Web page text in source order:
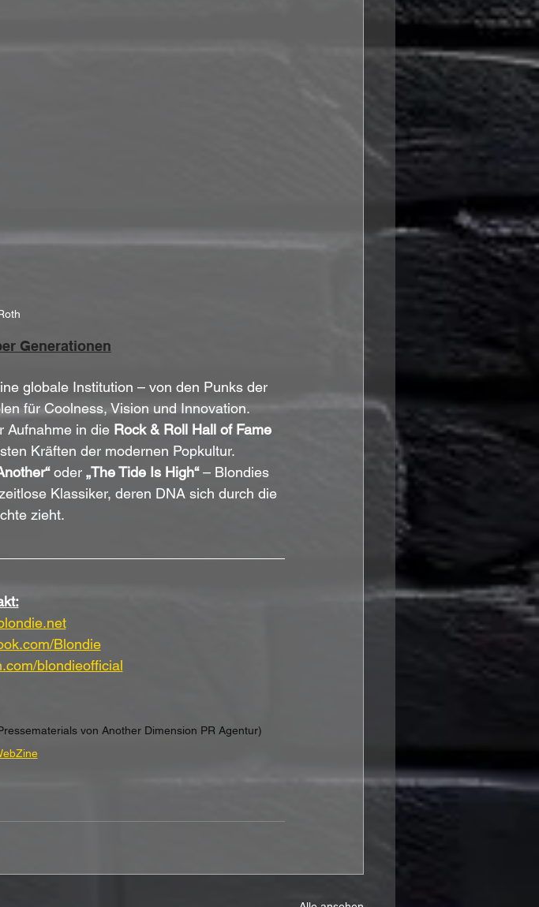
Generationen
globale Institution – von den Punks der
für Coolness, Vision und Innovation.
Aufnahme in die Rock & Roll Hall of Fame
Kräften der modernen Popkultur.
oder „The Tide Is High“ – Blondies
Klassiker, deren DNA sich durch die
zieht.
Blondie
blondieofficial
von Another Dimension PR Agentur)